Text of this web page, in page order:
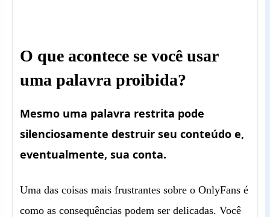
O que acontece se você usar
uma palavra proibida?
Mesmo uma palavra restrita pode
silenciosamente destruir seu conteúdo e,
eventualmente, sua conta.
Uma das coisas mais frustrantes sobre o OnlyFans é
como as consequências podem ser delicadas. Você